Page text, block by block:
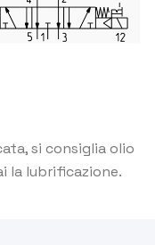
si consiglia olio
la lubrificazione.